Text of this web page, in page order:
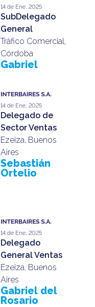
14 de Ene, 2025
SubDelegado
General
Tráfico Comercial,
Córdoba
Gabriel
14 de Ene, 2025
Delegado de
Sector Ventas
Ezeiza, Buenos
Aires
Sebastián
Ortelio
14 de Ene, 2025
Delegado
General Ventas
Ezeiza, Buenos
Aires
Gabriel del
Rosario